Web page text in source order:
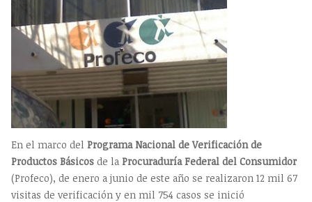
En el marco del Programa Nacional de Verificación de
Productos Básicos de la Procuraduría Federal del Consumidor
(Profeco), de enero a junio de este año se realizaron 12 mil 67
visitas de verificación y en mil 754 casos se inició